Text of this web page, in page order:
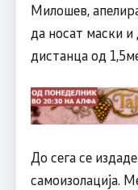
Милошев,
да носат маски и
дистанца од
До сега се
самоизолација.